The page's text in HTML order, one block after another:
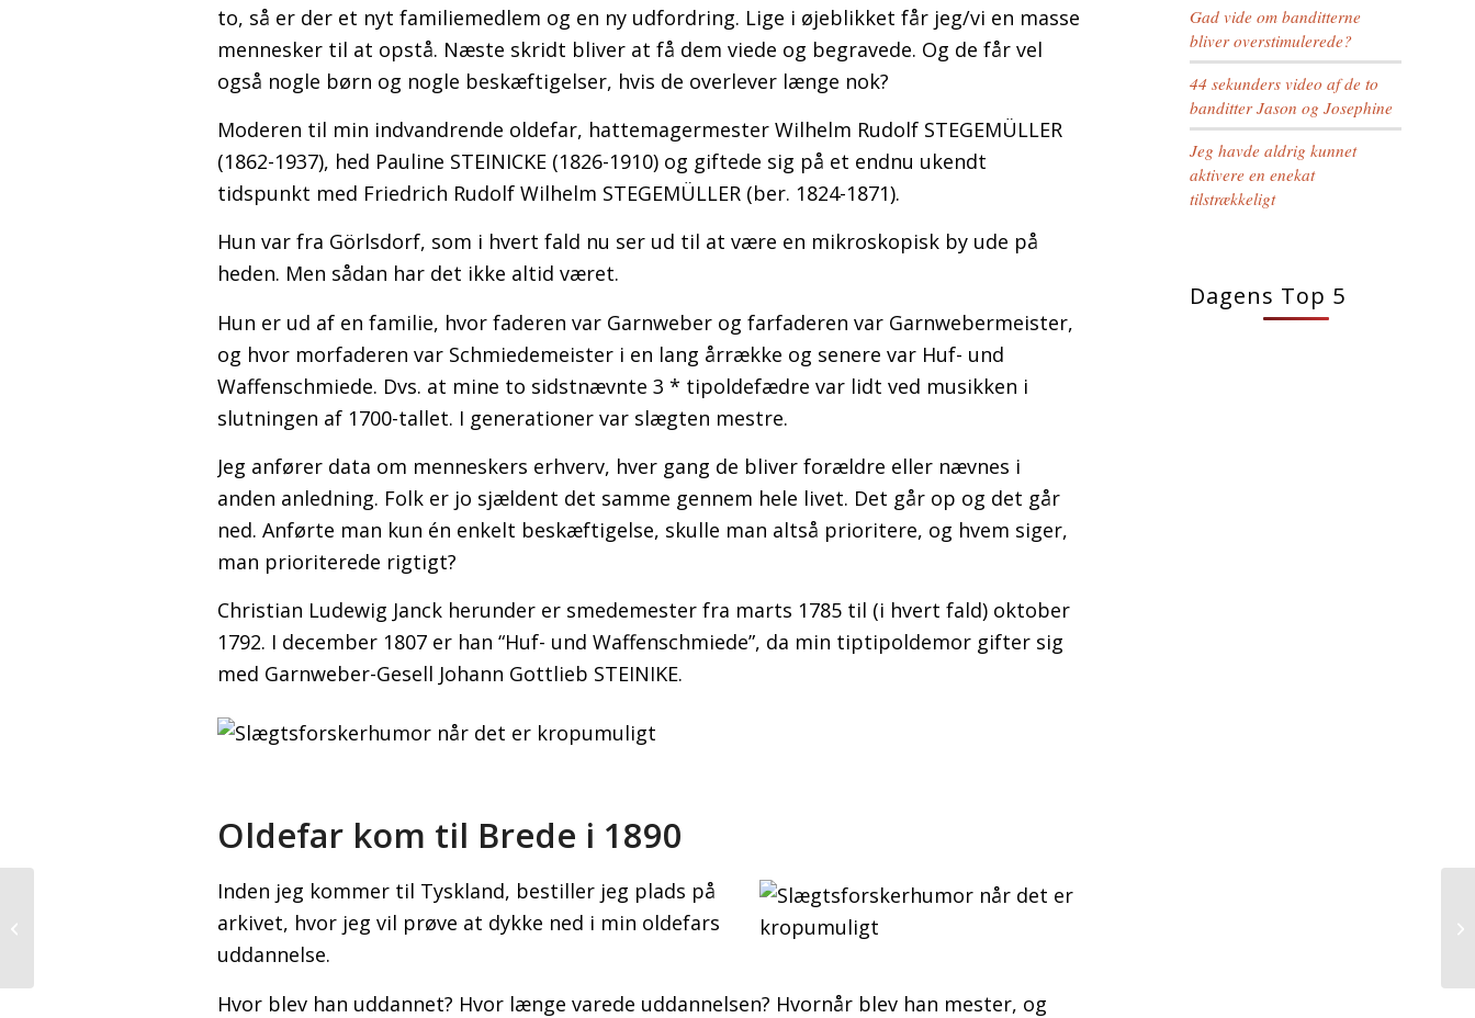
to, så er der et nyt familiemedlem og en ny udfordring. Lige i øjeblikket får jeg/vi en masse
mennesker til at opstå. Næste skridt bliver at få dem viede og begravede. Og de får vel
også nogle børn og nogle beskæftigelser, hvis de overlever længe nok?
Moderen til min indvandrende oldefar, hattemagermester Wilhelm Rudolf STEGEMÜLLER
(1862-1937), hed Pauline STEINICKE (1826-1910) og giftede sig på et endnu ukendt
tidspunkt med Friedrich Rudolf Wilhelm STEGEMÜLLER (ber. 1824-1871).
Hun var fra Görlsdorf, som i hvert fald nu ser ud til at være en mikroskopisk by ude på
heden. Men sådan har det ikke altid været.
Hun er ud af en familie, hvor faderen var Garnweber og farfaderen var Garnwebermeister,
og hvor morfaderen var Schmiedemeister i en lang årrække og senere var Huf- und
Waffenschmiede. Dvs. at mine to sidstnævnte 3 * tipoldefædre var lidt ved musikken i
slutningen af 1700-tallet. I generationer var slægten mestre.
Jeg anfører data om menneskers erhverv, hver gang de bliver forældre eller nævnes i
anden anledning. Folk er jo sjældent det samme gennem hele livet. Det går op og det går
ned. Anførte man kun én enkelt beskæftigelse, skulle man altså prioritere, og hvem siger,
man prioriterede rigtigt?
Christian Ludewig Janck herunder er smedemester fra marts 1785 til (i hvert fald) oktober
1792. I december 1807 er han “Huf- und Waffenschmiede”, da min tiptipoldemor gifter sig
med Garnweber-Gesell Johann Gottlieb STEINIKE.
Oldefar kom til Brede i 1890
Inden jeg kommer til Tyskland, bestiller jeg plads på
arkivet, hvor jeg vil prøve at dykke ned i min oldefars
uddannelse.
Hvor blev han uddannet? Hvor længe varede uddannelsen? Hvornår blev han mester, og
Gad vide om banditterne
bliver overstimulerede?
44 sekunders video af de to
banditter Jason og Josephine
Jeg havde aldrig kunnet
aktivere en enekat
tilstrækkeligt
Dagens Top 5